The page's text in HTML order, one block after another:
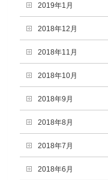
2019年1月
2018年12月
2018年11月
2018年10月
2018年9月
2018年8月
2018年7月
2018年6月